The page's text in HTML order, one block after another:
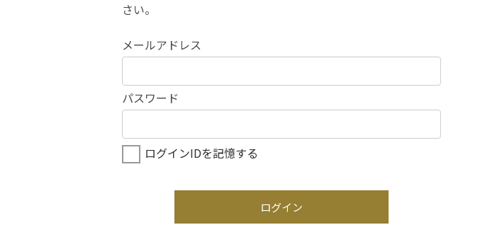
さい。
メールアドレス
パスワード
ログインIDを記憶する
ログイン